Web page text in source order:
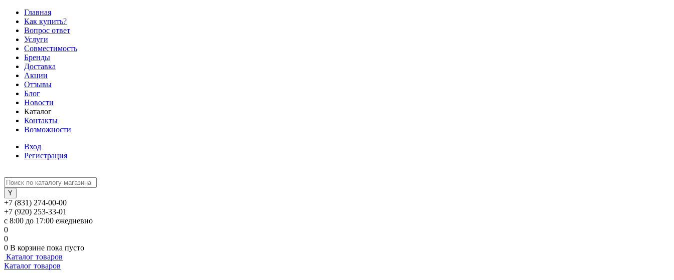
Главная
Как купить?
Вопрос ответ
Услуги
Совместимость
Бренды
Доставка
Акции
Отзывы
Блог
Новости
Каталог
Контакты
Возможности
Вход
Регистрация
+7 (831) 274-00-00
+7 (920) 253-33-01
с 8:00 до 17:00 ежедневно
0
0
0 В корзине пока пусто
Каталог товаров
Каталог товаров